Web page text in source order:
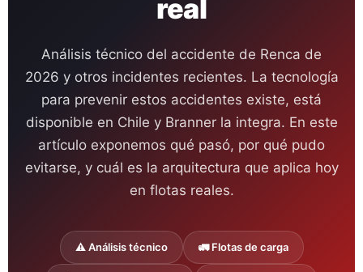
real
Análisis técnico del accidente de Renca de
2026 y otros incidentes recientes. La tecnología
para prevenir estos accidentes existe, está
disponible en Chile y Branner la integra. En este
artículo exponemos qué pasó, por qué pudo
evitarse, y cuál es la arquitectura que aplica hoy
en flotas reales.
⚠️ Análisis técnico 🚛 Flotas de carga